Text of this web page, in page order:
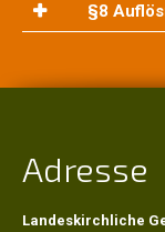
§8
Adresse
Landeskirchliche